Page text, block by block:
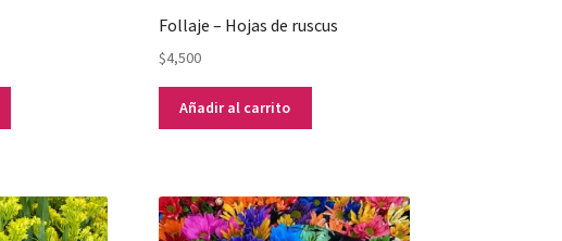
Follaje – Hojas de ruscus
$4,500
Añadir al carrito